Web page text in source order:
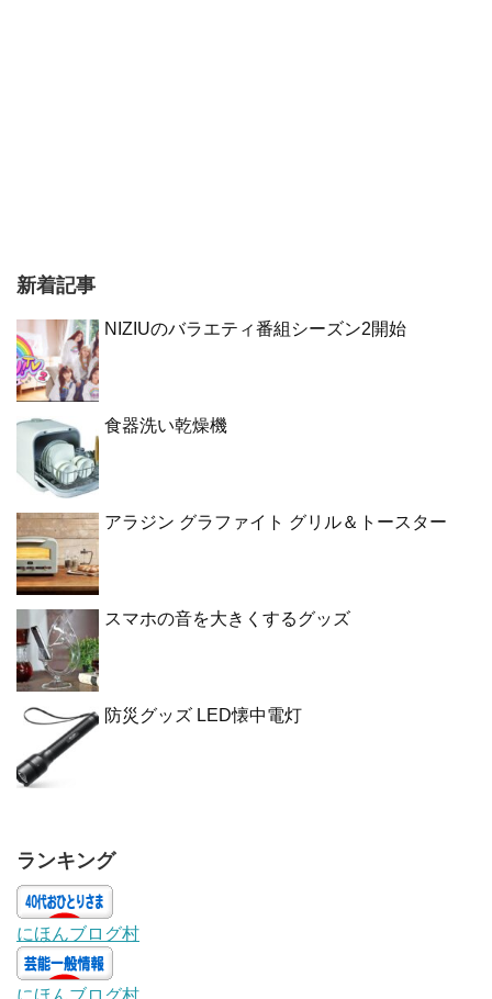
新着記事
NIZIUのバラエティ番組シーズン2開始
食器洗い乾燥機
アラジン グラファイト グリル＆トースター
スマホの音を大きくするグッズ
防災グッズ LED懐中電灯
ランキング
にほんブログ村
にほんブログ村